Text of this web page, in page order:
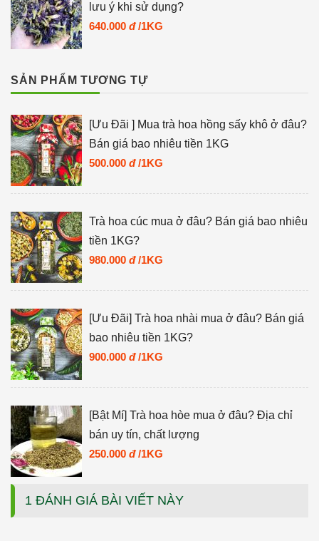
lưu ý khi sử dụng?
640.000 đ /1KG
SẢN PHẨM TƯƠNG TỰ
[Ưu Đãi ] Mua trà hoa hồng sấy khô ở đâu?
Bán giá bao nhiêu tiền 1KG
500.000 đ /1KG
Trà hoa cúc mua ở đâu? Bán giá bao nhiêu
tiền 1KG?
980.000 đ /1KG
[Ưu Đãi] Trà hoa nhài mua ở đâu? Bán giá
bao nhiêu tiền 1KG?
900.000 đ /1KG
[Bật Mí] Trà hoa hòe mua ở đâu? Địa chỉ
bán uy tín, chất lượng
250.000 đ /1KG
1 ĐÁNH GIÁ BÀI VIẾT NÀY